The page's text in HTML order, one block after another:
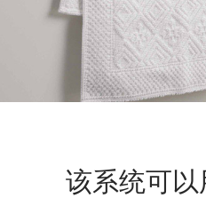
该系统可以